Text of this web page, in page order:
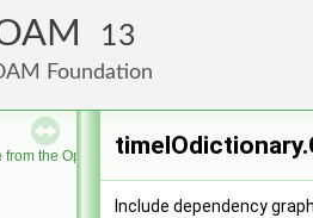
13
Foundation
from the OpenFOAM Foundation
Include dependency